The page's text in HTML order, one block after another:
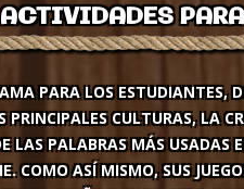
ACTIVIDADES
PARA LOS ESTUDIANTES,
PRINCIPALES CULTURAS, LA
LAS PALABRAS MÁS USADAS
COMO ASÍ MISMO, SUS